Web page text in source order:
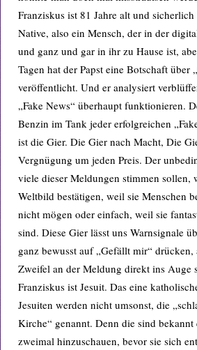
Franziskus ist 81 Jahre alt und
Native, also ein Mensch, der in der
und ganz und gar in ihr zu Hause ist,
Tagen hat der Papst eine Botschaft über
veröffentlicht. Und er analysiert
„Fake News“ überhaupt funktionieren.
Benzin im Tank jeder erfolgreichen
ist die Gier. Die Gier nach Macht, Die
Vergnügung um jeden Preis. Der
viele dieser Meldungen stimmen sollen,
Weltbild bestätigen, weil sie Menschen
nicht mögen oder einfach, weil sie
sind. Diese Gier lässt uns Warnsignale
ganz bewusst auf „Gefällt mir“
Zweifel an der Meldung direkt ins Auge
Franziskus ist Jesuit. Das eine
Jesuiten werden nicht umsonst, die
Kirche“ genannt. Denn die sind bekannt
zweimal hinzuschauen, bevor sie sich